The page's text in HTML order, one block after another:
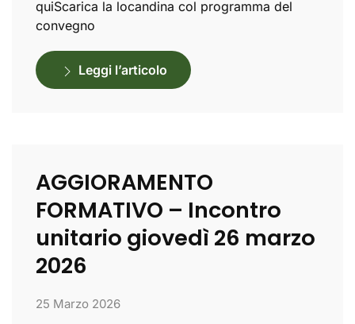
quiScarica la locandina col programma del
convegno
Leggi l’articolo
AGGIORAMENTO
FORMATIVO – Incontro
unitario giovedì 26 marzo
2026
25 Marzo 2026